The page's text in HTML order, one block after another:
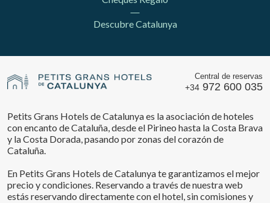
Descubre Catalunya
Central de reservas
+34 972 600 035
Petits Grans Hotels de Catalunya es la asociación de hoteles
con encanto de Cataluña, desde el Pirineo hasta la Costa Brava
y la Costa Dorada, pasando por zonas del corazón de
Cataluña.
En Petits Grans Hotels de Catalunya te garantizamos el mejor
precio y condiciones. Reservando a través de nuestra web
estás reservando directamente con el hotel, sin comisiones y